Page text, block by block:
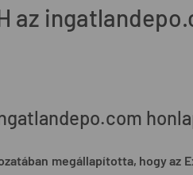
az
megállapította, hogy